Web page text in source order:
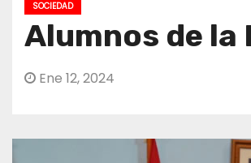
SOCIEDAD
Alumnos de la
Ene 12, 2024